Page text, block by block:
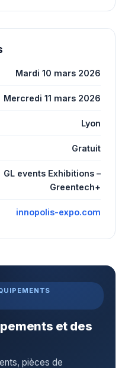
Mardi 10 mars 2026
Mercredi 11 mars 2026
Lyon
Gratuit
GL events Exhibitions –
Greentech+
innopolis-expo.com
et des
pièces de